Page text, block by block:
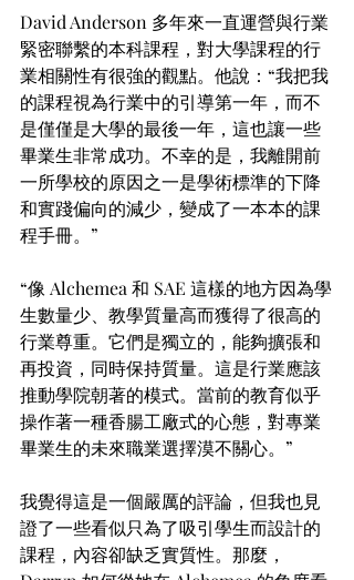
David Anderson 多年來一直運營與行業
緊密聯繫的本科課程，對大學課程的行
業相關性有很強的觀點。他說：“我把我
的課程視為行業中的引導第一年，而不
是僅僅是大學的最後一年，這也讓一些
畢業生非常成功。不幸的是，我離開前
一所學校的原因之一是學術標準的下降
和實踐偏向的減少，變成了一本本的課
程手冊。”
“像 Alchemea 和 SAE 這樣的地方因為學
生數量少、教學質量高而獲得了很高的
行業尊重。它們是獨立的，能夠擴張和
再投資，同時保持質量。這是行業應該
推動學院朝著的模式。當前的教育似乎
操作著一種香腸工廠式的心態，對專業
畢業生的未來職業選擇漠不關心。”
我覺得這是一個嚴厲的評論，但我也見
證了一些看似只為了吸引學生而設計的
課程，內容卻缺乏實質性。那麼，